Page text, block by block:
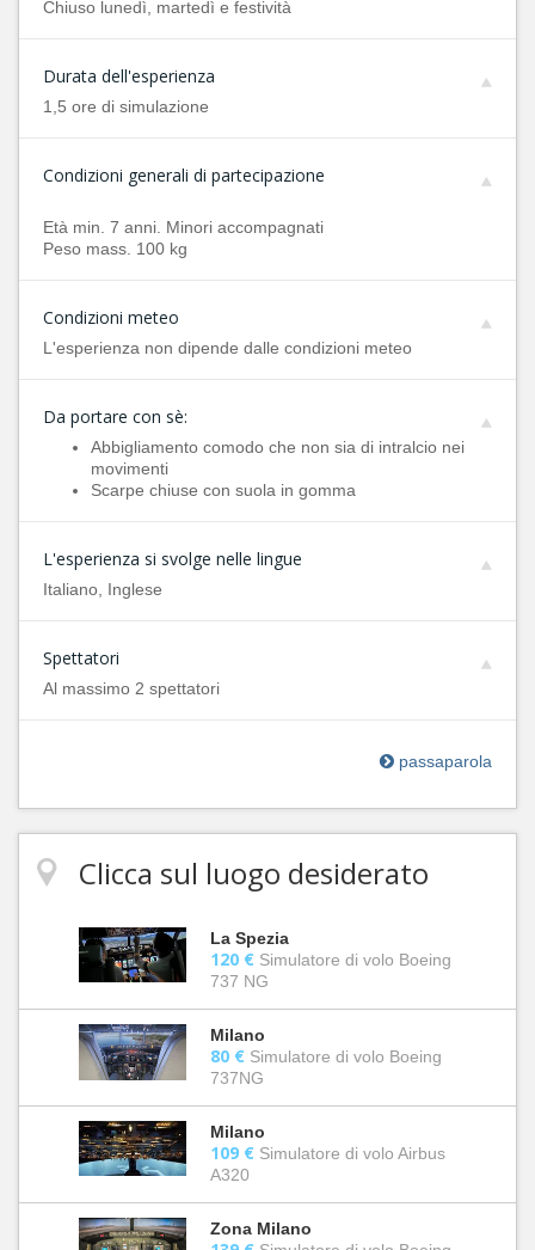
Chiuso lunedì, martedì e festività
Durata dell'esperienza
1,5 ore di simulazione
Condizioni generali di partecipazione
Età min. 7 anni. Minori accompagnati
Peso mass. 100 kg
Condizioni meteo
L'esperienza non dipende dalle condizioni meteo
Da portare con sè:
Abbigliamento comodo che non sia di intralcio nei
movimenti
Scarpe chiuse con suola in gomma
L'esperienza si svolge nelle lingue
Italiano, Inglese
Spettatori
Al massimo 2 spettatori
passaparola
Clicca sul luogo desiderato
La Spezia
120 € Simulatore di volo Boeing
737 NG
Milano
80 € Simulatore di volo Boeing
737NG
Milano
109 € Simulatore di volo Airbus
A320
Zona Milano